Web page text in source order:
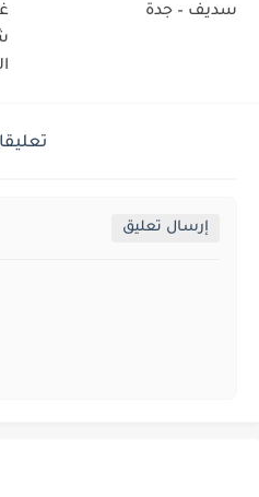
سديف – جدة
إرسال تعليق